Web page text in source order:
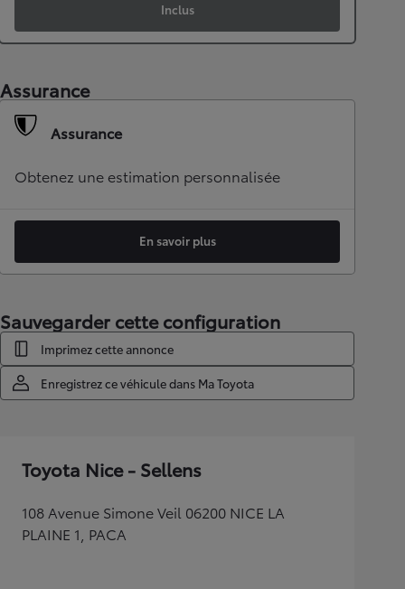
Inclus
Assurance
Assurance
Obtenez une estimation personnalisée
En savoir plus
Sauvegarder cette configuration
Imprimez cette annonce
Enregistrez ce véhicule dans Ma Toyota
Toyota Nice - Sellens
108 Avenue Simone Veil 06200 NICE LA
PLAINE 1, PACA